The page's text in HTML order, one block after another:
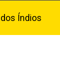
Índios